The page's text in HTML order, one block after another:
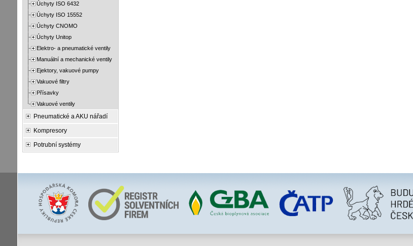
Úchyty ISO 6432
Úchyty ISO 15552
Úchyty CNOMO
Úchyty Unitop
Elektro- a pneumatické ventily
Manuální a mechanické ventily
Ejektory, vakuové pumpy
Vakuové filtry
Přísavky
Vakuové ventily
Pneumatické a AKU nářadí
Kompresory
Potrubní systémy